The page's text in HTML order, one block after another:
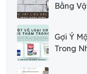
Bằng
Gợi Ý
Trong